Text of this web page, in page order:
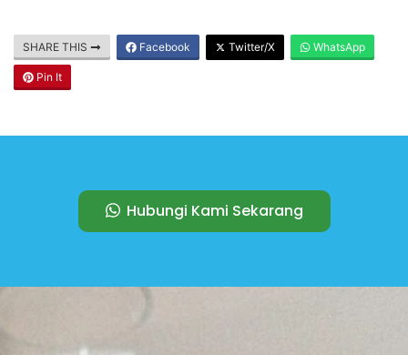
SHARE THIS Facebook Twitter/X WhatsApp
Pin It
Hubungi Kami Sekarang